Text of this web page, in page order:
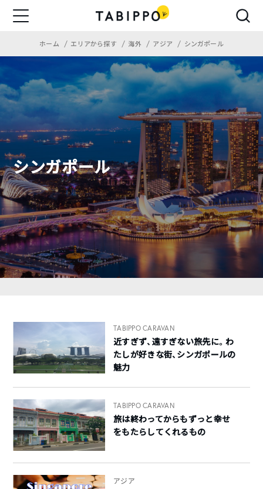
ホーム エリアから探す 海外 アジア シンガポール
シンガポール
TABIPPO CARAVAN
近すぎず、遠すぎない旅先に。わ
たしが好きな街、シンガポールの
魅力
TABIPPO CARAVAN
旅は終わってからもずっと幸せ
をもたらしてくれるもの
アジア